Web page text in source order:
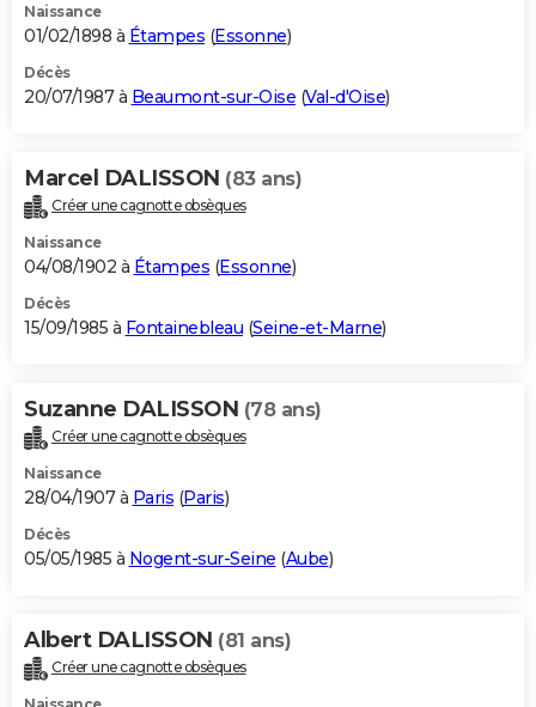
Naissance
01/02/1898 à Étampes (Essonne)
Décès
20/07/1987 à Beaumont-sur-Oise (Val-d'Oise)
Marcel DALISSON (83 ans)
Créer une cagnotte obsèques
Naissance
04/08/1902 à Étampes (Essonne)
Décès
15/09/1985 à Fontainebleau (Seine-et-Marne)
Suzanne DALISSON (78 ans)
Créer une cagnotte obsèques
Naissance
28/04/1907 à Paris (Paris)
Décès
05/05/1985 à Nogent-sur-Seine (Aube)
Albert DALISSON (81 ans)
Créer une cagnotte obsèques